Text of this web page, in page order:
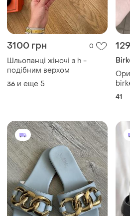
3100 грн 0
Шльопанці жіночі з h -
подібним верхом
36 и еще 5
41